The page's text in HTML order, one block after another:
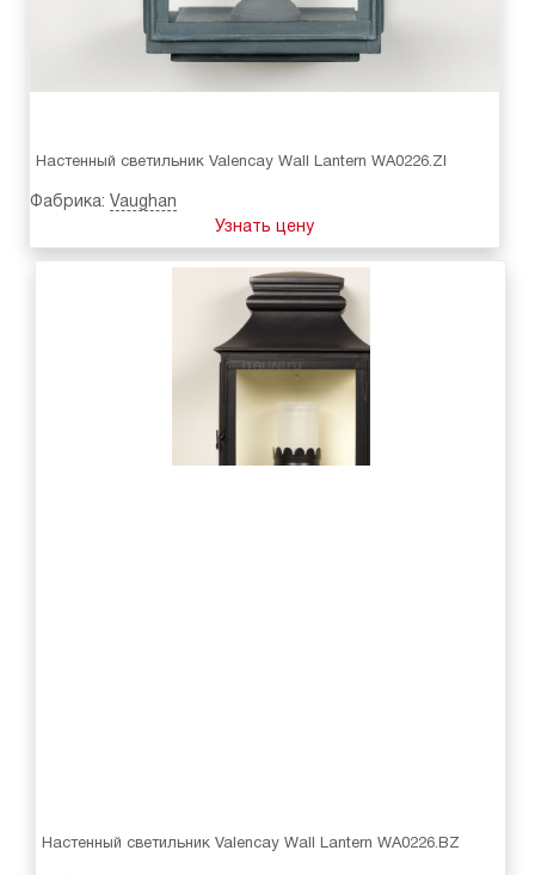
Настенный светильник Valencay Wall Lantern WA0226.ZI
Фабрика: Vaughan
Узнать цену
Настенный светильник Valencay Wall Lantern WA0226.BZ